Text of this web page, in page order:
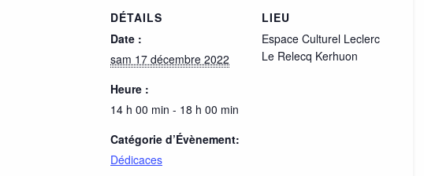
DÉTAILS
Date :
sam 17 décembre 2022
Heure :
14 h 00 min - 18 h 00 min
Catégorie d’Évènement:
Dédicaces
LIEU
Espace Culturel Leclerc
Le Relecq Kerhuon